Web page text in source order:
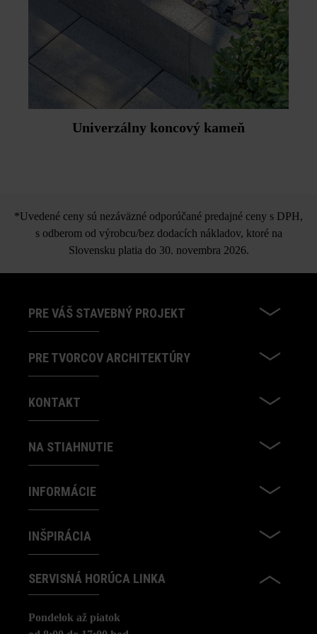
Univerzálny koncový kameň
*Uvedené ceny sú nezáväzné odporúčané predajné ceny s DPH,
s odberom od výrobcu/bez dodacích nákladov, ktoré na
Slovensku platia do 30. novembra 2026.
PRE VÁŠ STAVEBNÝ PROJEKT
PRE TVORCOV ARCHITEKTÚRY
KONTAKT
NA STIAHNUTIE
INFORMÁCIE
INŠPIRÁCIA
SERVISNÁ HORÚCA LINKA
Pondelok až piatok